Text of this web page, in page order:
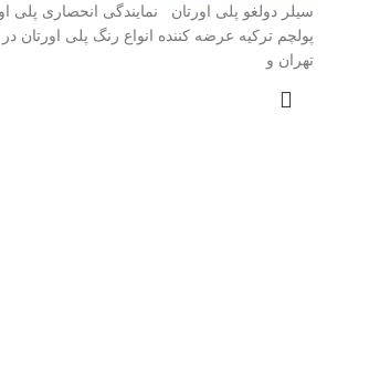
سیلر دولغو پلی اورتان نمایندگی انحصاری پلی
پولچم ترکیه عرضه کننده انواع رنگ پلی اورتان در
تهران و